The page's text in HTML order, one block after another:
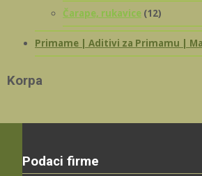
Čarape, rukavice (12)
Primame | Aditivi za Primamu |
Korpa
Podaci firme